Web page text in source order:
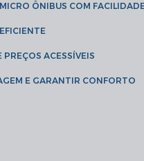
MICRO ÔNIBUS COM
PREÇOS ACESSÍVEIS
E GARANTIR CONFORTO